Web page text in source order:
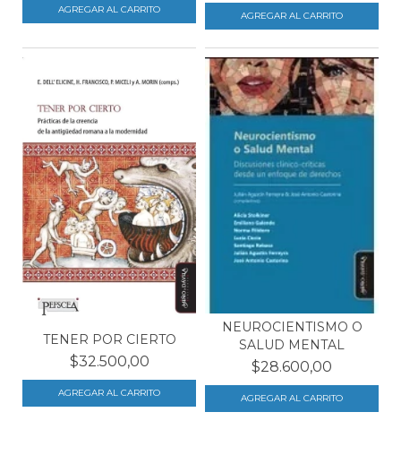
TENER POR CIERTO
$32.500,00
NEUROCIENTISMO O
SALUD MENTAL
$28.600,00